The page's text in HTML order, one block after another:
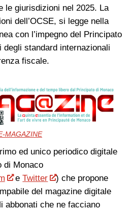
le giurisdizioni nel 2025. La
dell’OCSE, si legge nella
con l’impegno del Principato
standard internazionali
fiscale.
MAGAZINE
ed unico periodico digitale
di Monaco
eTwitter
) che propone
del magazine digitale
abbonati che ne facciano